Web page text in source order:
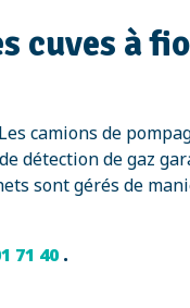
cuves à
camions de
détection de gaz
sont gérés de
71 40.